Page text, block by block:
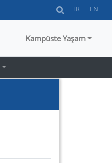
TR EN
Kampüste Yaşam